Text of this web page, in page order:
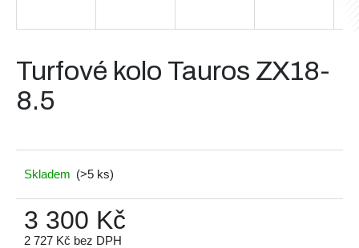
Turfové kolo Tauros ZX18-
8.5
Skladem (>5 ks)
3 300 Kč
2 727 Kč bez DPH
í
?